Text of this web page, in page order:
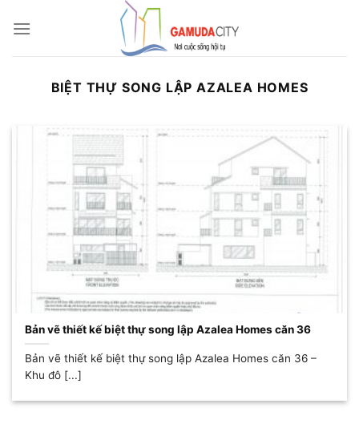
qua
BIỆT THỰ SONG LẬP AZALEA HOMES
Bản vẽ thiết kế biệt thự song lập Azalea Homes căn 36
Bản vẽ thiết kế biệt thự song lập Azalea Homes căn 36 –
Khu đô [...]